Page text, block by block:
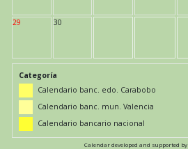
29 30
Categoría
Calendario banc. edo. Carabobo
Calendario banc. mun. Valencia
Calendario bancario nacional
Calendar developed and supported by